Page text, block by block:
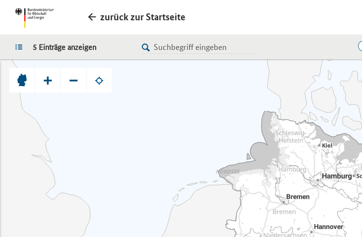
zurück zur Startseite
LISTE
5 Einträge anzeigen
+ −